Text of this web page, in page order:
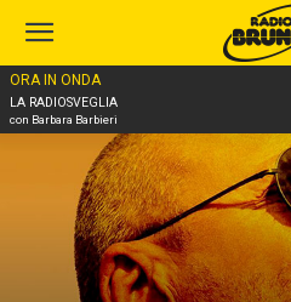
ORA IN ONDA
LA RADIOSVEGLIA
con Barbara Barbieri
Home